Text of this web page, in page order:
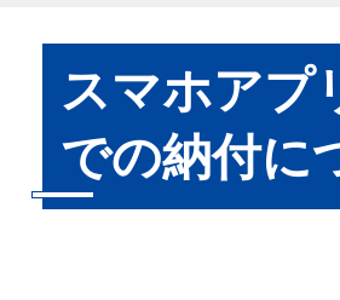
スマホアプ
での納付に